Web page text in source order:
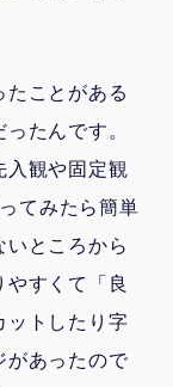
たことがある
たんです。
入観や固定観
てみたら簡単
いところから
すくて「良
ットしたり字
があったので